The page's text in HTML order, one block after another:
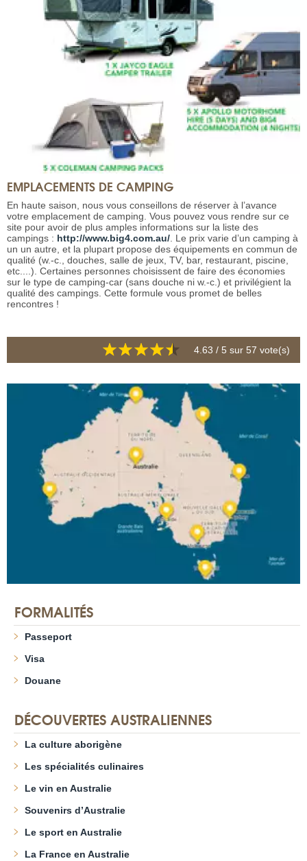
EMPLACEMENTS DE CAMPING
En haute saison, nous vous conseillons de réserver à l’avance
votre emplacement de camping. Vous pouvez vous rendre sur ce
site pour avoir de plus amples informations sur la liste des
campings : http://www.big4.com.au/ . Le prix varie d’un camping à
un un autre, et la plupart propose des équipements en commun de
qualité (w.-c., douches, salle de jeux, TV, bar, restaurant, piscine,
etc....). Certaines personnes choisissent de faire des économies
sur le type de camping-car (sans douche ni w.-c.) et privilégient la
qualité des campings. Cette formule vous promet de belles
rencontres !
4.63 / 5 sur 57 vote(s)
FORMALITÉS
Passeport
Visa
Douane
DÉCOUVERTES AUSTRALIENNES
La culture aborigène
Les spécialités culinaires
Le vin en Australie
Souvenirs d’Australie
Le sport en Australie
La France en Australie